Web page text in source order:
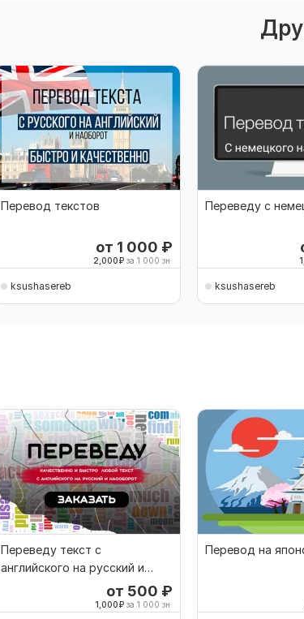
Перевод текстов
от 1 000 ₽
2,000₽ за 1 000 зн.
ksushasereb
Переведу с
ksushasereb
Переведу текст с
английского на русский и
от 500 ₽
1,000₽ за 1 000 зн.
Перевод на